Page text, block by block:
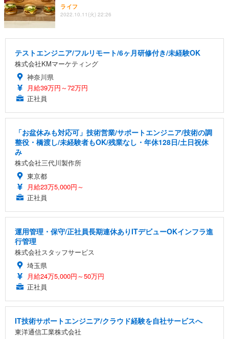
ライフ
2022.10.11(火) 22:26
テストエンジニア/フルリモート/6ヶ月研修付き/未経験OK
株式会社KMマーケティング
神奈川県
月給39万円～72万円
正社員
「お盆休みも対応可」技術営業/サポートエンジニア/技術の調
整役・橋渡し/未経験者もOK/残業なし・年休128日/土日祝休
み
株式会社三代川製作所
東京都
月給23万5,000円～
正社員
運用管理・保守/正社員長期連休ありITデビューOKインフラ進
行管理
株式会社スタッフサービス
埼玉県
月給24万5,000円～50万円
正社員
IT技術サポートエンジニア/クラウド経験を自社サービスへ
東洋通信工業株式会社